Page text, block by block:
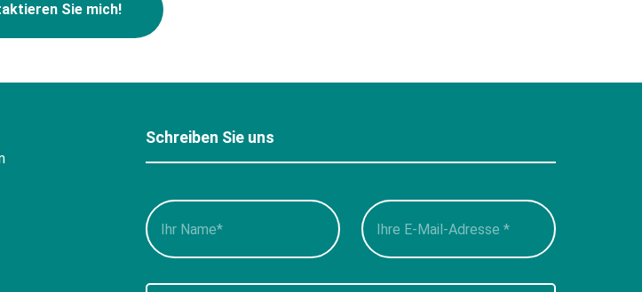
Sie mich!
Schreiben Sie uns
Bitte
alle
Please
leave
this